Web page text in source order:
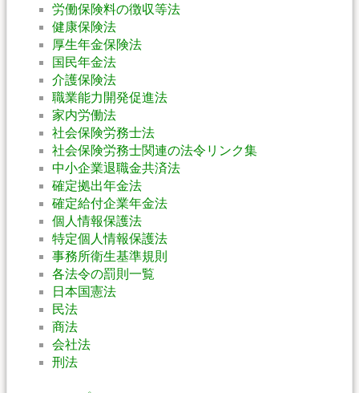
労働保険料の徴収等法
健康保険法
厚生年金保険法
国民年金法
介護保険法
職業能力開発促進法
家内労働法
社会保険労務士法
社会保険労務士関連の法令リンク集
中小企業退職金共済法
確定拠出年金法
確定給付企業年金法
個人情報保護法
特定個人情報保護法
事務所衛生基準規則
各法令の罰則一覧
日本国憲法
民法
商法
会社法
刑法